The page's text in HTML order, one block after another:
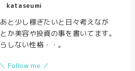
kataseumi
と少し稼ぎたいと日々考えなが
か美容や投資の事を書いてます。
しない性格・・。
＼ Follow me ／